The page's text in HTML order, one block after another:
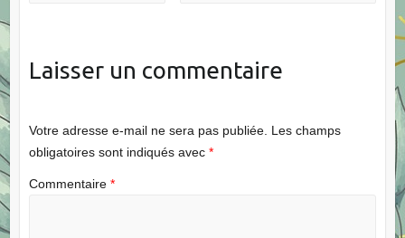
Laisser un commentaire
Votre adresse e-mail ne sera pas publiée. Les champs
obligatoires sont indiqués avec *
Commentaire *